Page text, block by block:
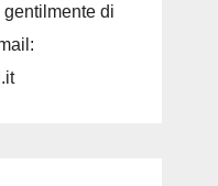
gentilmente di